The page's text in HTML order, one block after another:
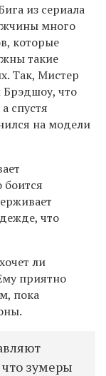
из сериала
много
которые
такие
Так, Мистер
Брэдшоу, что
спустя
на модели
боится
что
ли
приятно
пока
зумеры